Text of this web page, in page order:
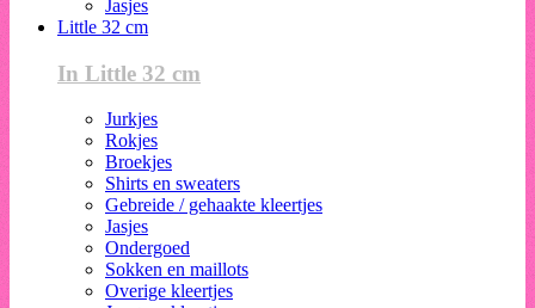
Jasjes
Little 32 cm
In Little 32 cm
Jurkjes
Rokjes
Broekjes
Shirts en sweaters
Gebreide / gehaakte kleertjes
Jasjes
Ondergoed
Sokken en maillots
Overige kleertjes